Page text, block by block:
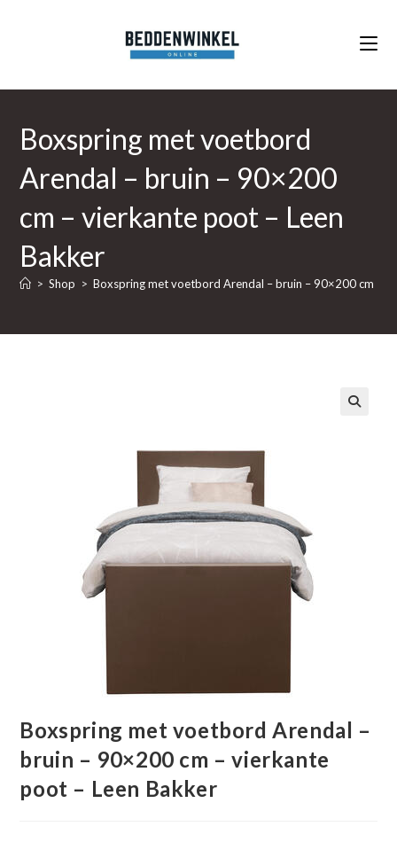
Boxspring met voetbord
Arendal – bruin – 90×200
cm – vierkante poot – Leen
Bakker
> Shop > Boxspring met voetbord Arendal – bruin – 90×200 cm –
Boxspring met voetbord Arendal –
bruin – 90×200 cm – vierkante
poot – Leen Bakker